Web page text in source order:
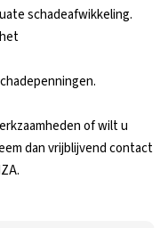
schadeafwikkeling.
of wilt u
dan vrijblijvend contact